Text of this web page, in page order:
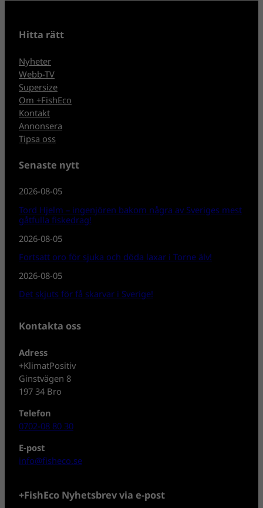
Hitta rätt
Nyheter
Webb-TV
Supersize
Om +FishEco
Kontakt
Annonsera
Tipsa oss
Senaste nytt
2026-08-05
Tord Hjelm – ingenjören bakom några av Sveriges mest
gåtfulla fiskedrag!
2026-08-05
Fortsatt oro för sjuka och döda laxar i Torne älv!
2026-08-05
Det skjuts för få skarvar i Sverige!
Kontakta oss
Adress
+KlimatPositiv
Ginstvägen 8
197 34 Bro
Telefon
0702-08 80 30
E-post
info@fisheco.se
+FishEco Nyhetsbrev via e-post